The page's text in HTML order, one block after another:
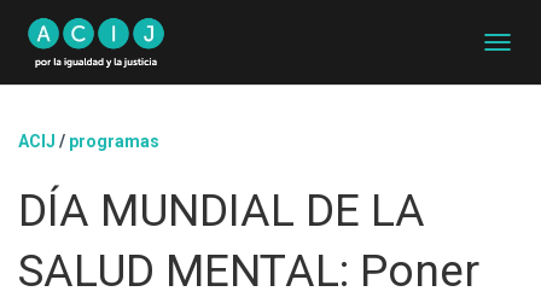
A
ACIJ / programas
DÍA MUNDIAL DE LA
SALUD MENTAL: Poner